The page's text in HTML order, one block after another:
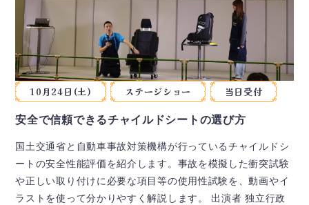
10月24日(土) ステージショー 当日受付
安全で信頼できるチャイルドシートの選び方
国土交通省と自動車事故対策機構が行っているチャイルドシ
ートの安全性能評価を紹介します。事故を模擬した衝突試験
や正しい取り付けに必要な項目等の使用性試験を、動画やイ
ラストを使って分かりやすく解説します。 出演者 独立行政